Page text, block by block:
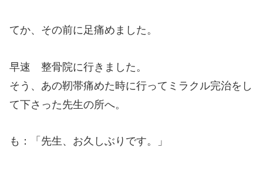
てか、その前に足痛めました。
早速 整骨院に行きました。
そう、あの靭帯痛めた時に行ってミラクル完治をし
て下さった先生の所へ。
も：「先生、お久しぶりです。」